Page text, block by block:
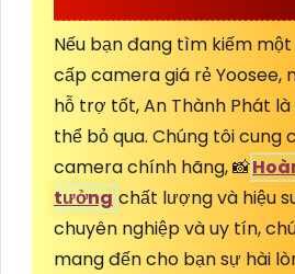
Nếu bạn đang tìm kiếm
cấp camera giá rẻ Yoosee,
hỗ trợ tốt, An Thành Phát
thể bỏ qua. Chúng tôi cung
camera chính hãng, 📸
tưởng chất lượng và hiệu
chuyên nghiệp và uy tín,
mang đến cho bạn sự hài